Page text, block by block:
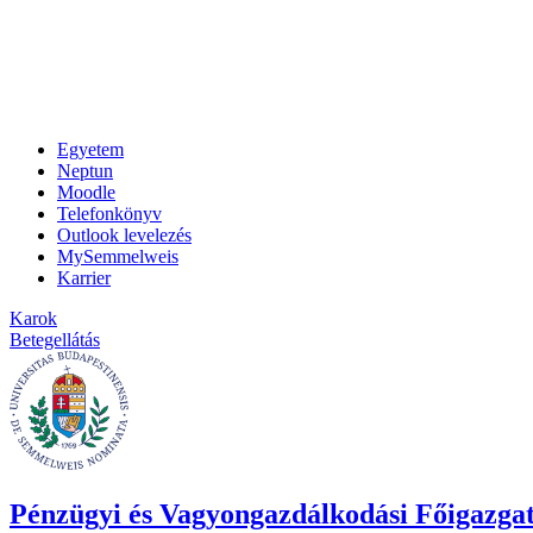
Egyetem
Neptun
Moodle
Telefonkönyv
Outlook levelezés
MySemmelweis
Karrier
Karok
Betegellátás
Pénzügyi és Vagyongazdálkodási